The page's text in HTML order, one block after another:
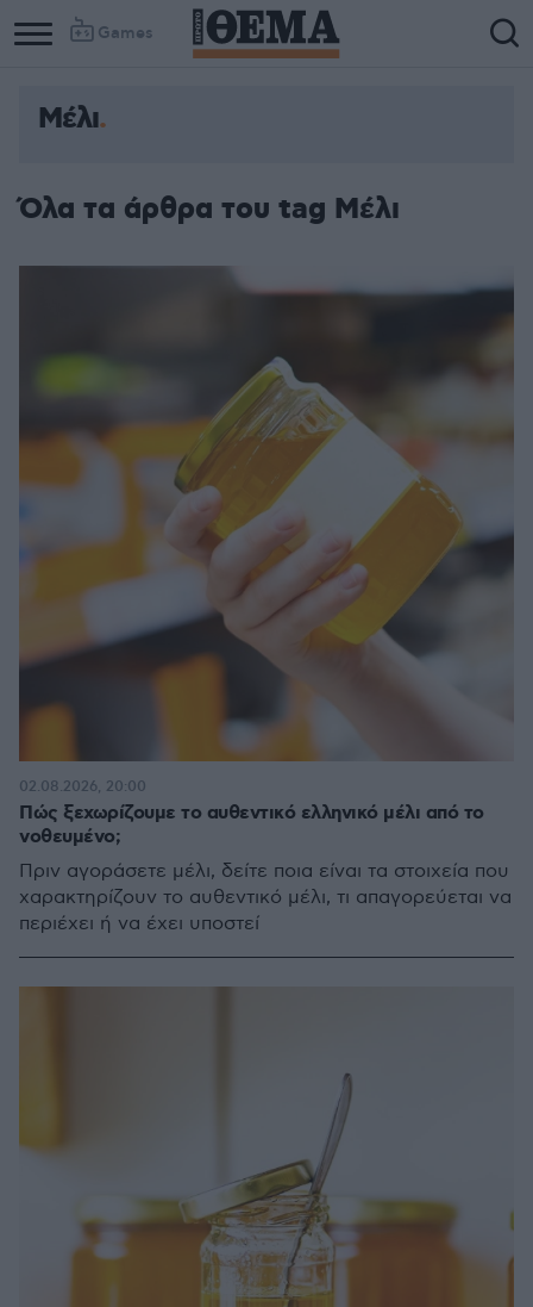
Games
Μέλι
Όλα τα άρθρα του tag Μέλι
Πώς ξεχωρίζουμε το αυθεντικό ελληνικό μέλι από το
νοθευμένο;
Πριν αγοράσετε μέλι, δείτε ποια είναι τα στοιχεία που
χαρακτηρίζουν το αυθεντικό μέλι, τι απαγορεύεται να
περιέχει ή να έχει υποστεί
02.08.2026, 20:00